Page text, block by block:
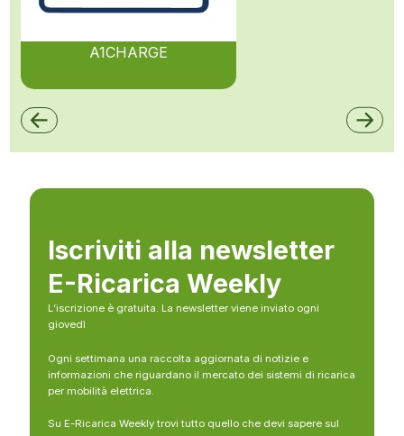
A1CHARGE
Iscriviti alla newsletter
E-Ricarica Weekly
L’iscrizione è gratuita. La newsletter viene inviato ogni
giovedì
Ogni settimana una raccolta aggiornata di notizie e
informazioni che riguardano il mercato dei sistemi di ricarica
per mobilità elettrica.
Su E-Ricarica Weekly trovi tutto quello che devi sapere sul